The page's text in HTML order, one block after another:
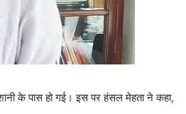
के पास हो गई। इस पर हंसल मेहता ने कहा,